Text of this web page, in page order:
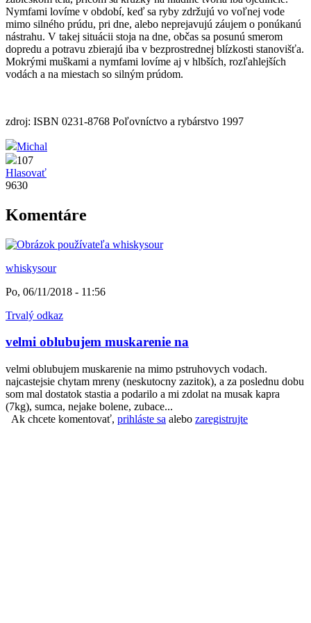
Nymfami lovíme v období, keď sa ryby zdržujú vo voľnej vode
mimo silného prúdu, pri dne, alebo neprejavujú záujem o ponúkanú
nástrahu. V takej situácii stoja na dne, občas sa posunú smerom
dopredu a potravu zbierajú iba v bezprostrednej blízkosti stanovišťa.
Mokrými muškami a nymfami lovíme aj v hlbších, rozľahlejších
vodách a na miestach so silným prúdom.
zdroj: ISBN 0231-8768 Poľovníctvo a rybárstvo 1997
Michal
107
Hlasovať
9630
Komentáre
whiskysour
Po, 06/11/2018 - 11:56
Trvalý odkaz
velmi oblubujem muskarenie na
velmi oblubujem muskarenie na mimo pstruhovych vodach.
najcastejsie chytam mreny (neskutocny zazitok), a za poslednu dobu
som mal dostatok stastia a podarilo a mi zdolat na musak kapra
(7kg), sumca, nejake bolene, zubace...
Ak chcete komentovať, prihláste sa alebo zaregistrujte